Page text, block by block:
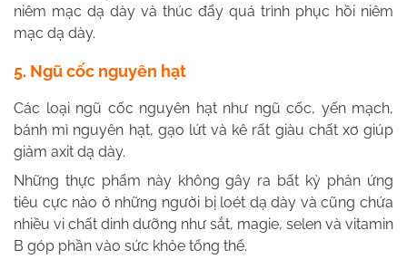
niêm mạc dạ dày và thúc đẩy quá trình phục hồi niêm
mạc dạ dày.
5. Ngũ cốc nguyên hạt
Các loại ngũ cốc nguyên hạt như ngũ cốc, yến mạch,
bánh mì nguyên hạt, gạo lứt và kê rất giàu chất xơ giúp
giảm axit dạ dày.
Những thực phẩm này không gây ra bất kỳ phản ứng
tiêu cực nào ở những người bị loét dạ dày và cũng chứa
nhiều vi chất dinh dưỡng như sắt, magie, selen và vitamin
B góp phần vào sức khỏe tổng thể.